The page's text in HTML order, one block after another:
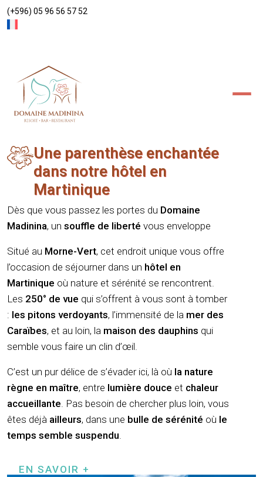
(+596) 05 96 56 57 52
Une parenthèse enchantée
dans notre hôtel en
Martinique
Dès que vous passez les portes du Domaine
Madinina, un souffle de liberté vous enveloppe
Situé au Morne-Vert, cet endroit unique vous offre
l’occasion de séjourner dans un hôtel en
Martinique où nature et sérénité se rencontrent.
Les 250° de vue qui s’offrent à vous sont à tomber
: les pitons verdoyants, l’immensité de la mer des
Caraïbes, et au loin, la maison des dauphins qui
semble vous faire un clin d’œil.
C’est un pur délice de s’évader ici, là où la nature
règne en maître, entre lumière douce et chaleur
accueillante. Pas besoin de chercher plus loin, vous
êtes déjà ailleurs, dans une bulle de sérénité où le
temps semble suspendu.
EN SAVOIR +